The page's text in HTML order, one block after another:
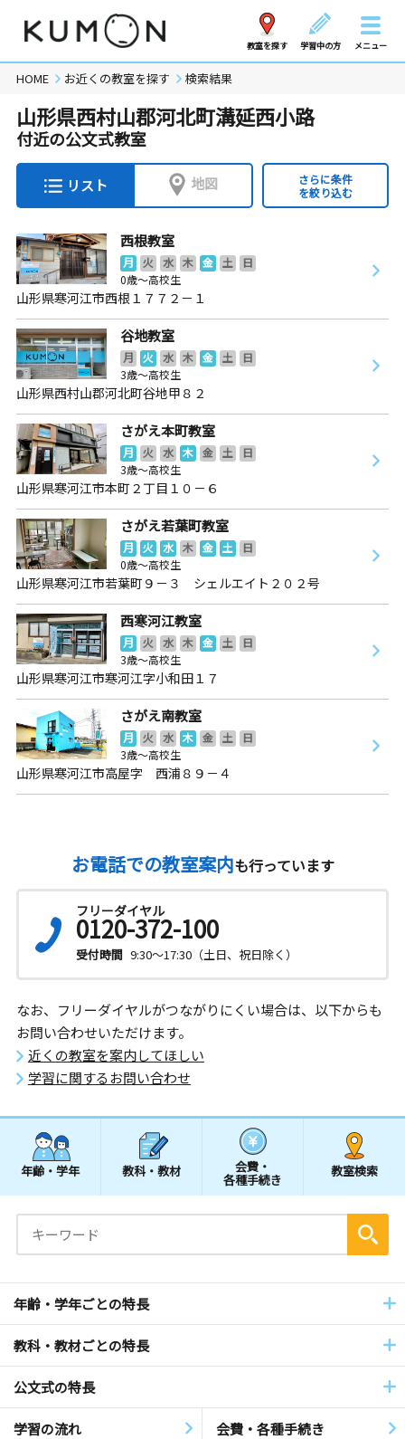
教室を探す 学習中の方 メニュー
HOME お近くの教室を探す 検索結果
山形県西村山郡河北町溝延西小路
付近の公文式教室
リスト 地図
さらに条件
を絞り込む
西根教室
月 火 水 木 金 土
日
0歳～高校生
山形県寒河江市西根１７７２－１
谷地教室
月 火 水 木 金 土
日
3歳～高校生
山形県西村山郡河北町谷地甲８２
さがえ本町教室
月 火 水 木 金 土
日
3歳～高校生
山形県寒河江市本町２丁目１０－６
さがえ若葉町教室
月 火 水 木 金 土
日
0歳～高校生
山形県寒河江市若葉町９－３ シェルエイト２０２号
西寒河江教室
月 火 水 木 金 土
日
3歳～高校生
山形県寒河江市寒河江字小和田１７
さがえ南教室
月 火 水 木 金 土
日
3歳～高校生
山形県寒河江市高屋字 西浦８９－４
お電話での教室案内も行っています
フリーダイヤル
0120-372-100
受付時間 9:30～17:30（土日、祝日除く）
なお、フリーダイヤルがつながりにくい場合は、以下からも
お問い合わせいただけます。
近くの教室を案内してほしい
学習に関するお問い合わせ
年齢・学年 教科・教材 会費・
各種手続き
教室検索
年齢・学年ごとの特長
教科・教材ごとの特長
公文式の特長
学習の流れ 会費・各種手続き